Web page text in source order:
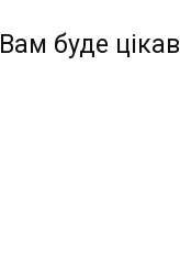
Вам буде